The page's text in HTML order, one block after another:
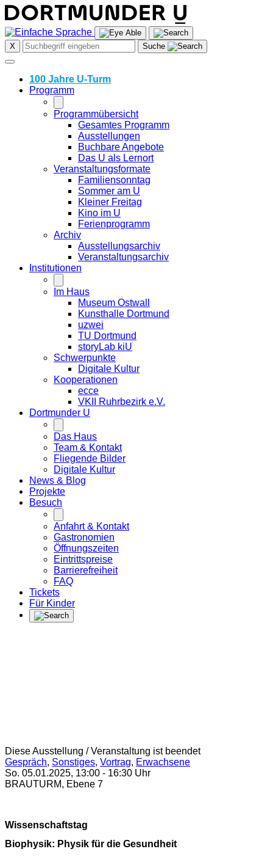
Skip
to
content
X Suche
100 Jahre U-Turm
Programm
Programmübersicht
Gesamtes Programm
Ausstellungen
Buchbare Angebote
Das U als Lernort
Veranstaltungsformate
Familiensonntag
Sommer am U
Kleiner Freitag
Kino im U
Ferienprogramm
Archiv
Ausstellungsarchiv
Veranstaltungsarchiv
Institutionen
Im Haus
Museum Ostwall
Kunsthalle Dortmund
uzwei
TU Dortmund
storyLab kiU
Schwerpunkte
Digitale Kultur
Kooperationen
ecce
VKII Ruhrbezirk e.V.
Dortmunder U
Das Haus
Team & Kontakt
Fliegende Bilder
Digitale Kultur
News & Blog
Projekte
Besuch
Anfahrt & Kontakt
Gastronomien
Öffnungszeiten
Eintrittspreise
Barrierefreiheit
FAQ
Tickets
Für Kinder
Diese Ausstellung / Veranstaltung ist beendet
Gespräch, Sonstiges, Vortrag, Erwachsene
So. 05.01.2025, 13:00 - 16:30 Uhr
BRAUTURM, Ebene 7
Wissenschaftstag
Biophysik: Physik für die Gesundheit